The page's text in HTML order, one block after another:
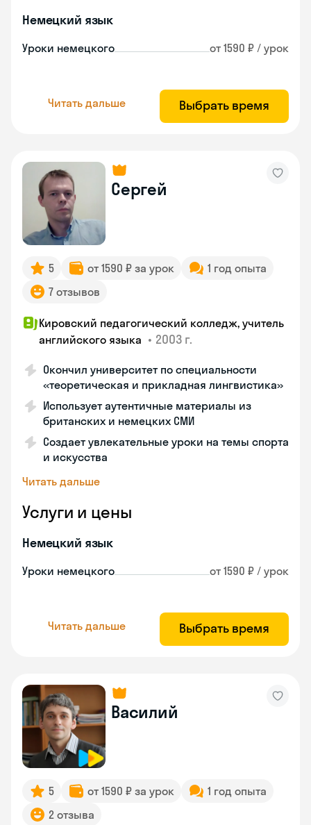
Немецкий язык
Уроки немецкого от 1590 ₽ / урок
Читать дальше Выбрать время
Сергей
5 от 1590 ₽ за урок
1 год опыта
7 отзывов
Кировский педагогический колледж, учитель
английского языка • 2003 г.
Окончил университет по специальности
«теоретическая и прикладная лингвистика»
Использует аутентичные материалы из
британских и немецких СМИ
Создает увлекательные уроки на темы спорта
и искусства
Читать дальше
Услуги и цены
Немецкий язык
Уроки немецкого от 1590 ₽ / урок
Читать дальше Выбрать время
Василий
5 от 1590 ₽ за урок
1 год опыта
2 отзыва